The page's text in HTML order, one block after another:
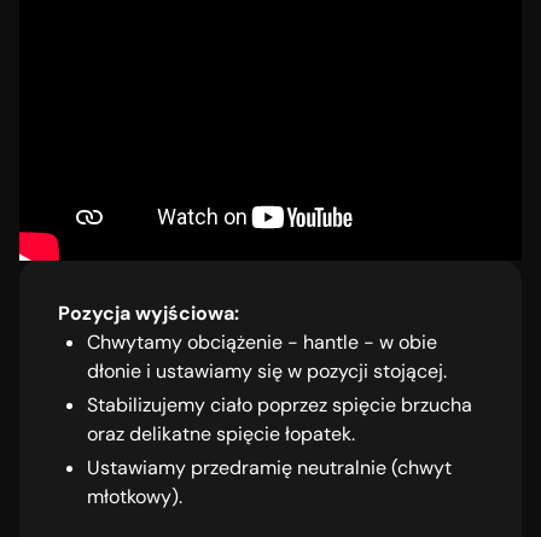
Pozycja wyjściowa:
Chwytamy obciążenie - hantle - w obie
dłonie i ustawiamy się w pozycji stojącej.
Stabilizujemy ciało poprzez spięcie brzucha
oraz delikatne spięcie łopatek.
Ustawiamy przedramię neutralnie (chwyt
młotkowy).